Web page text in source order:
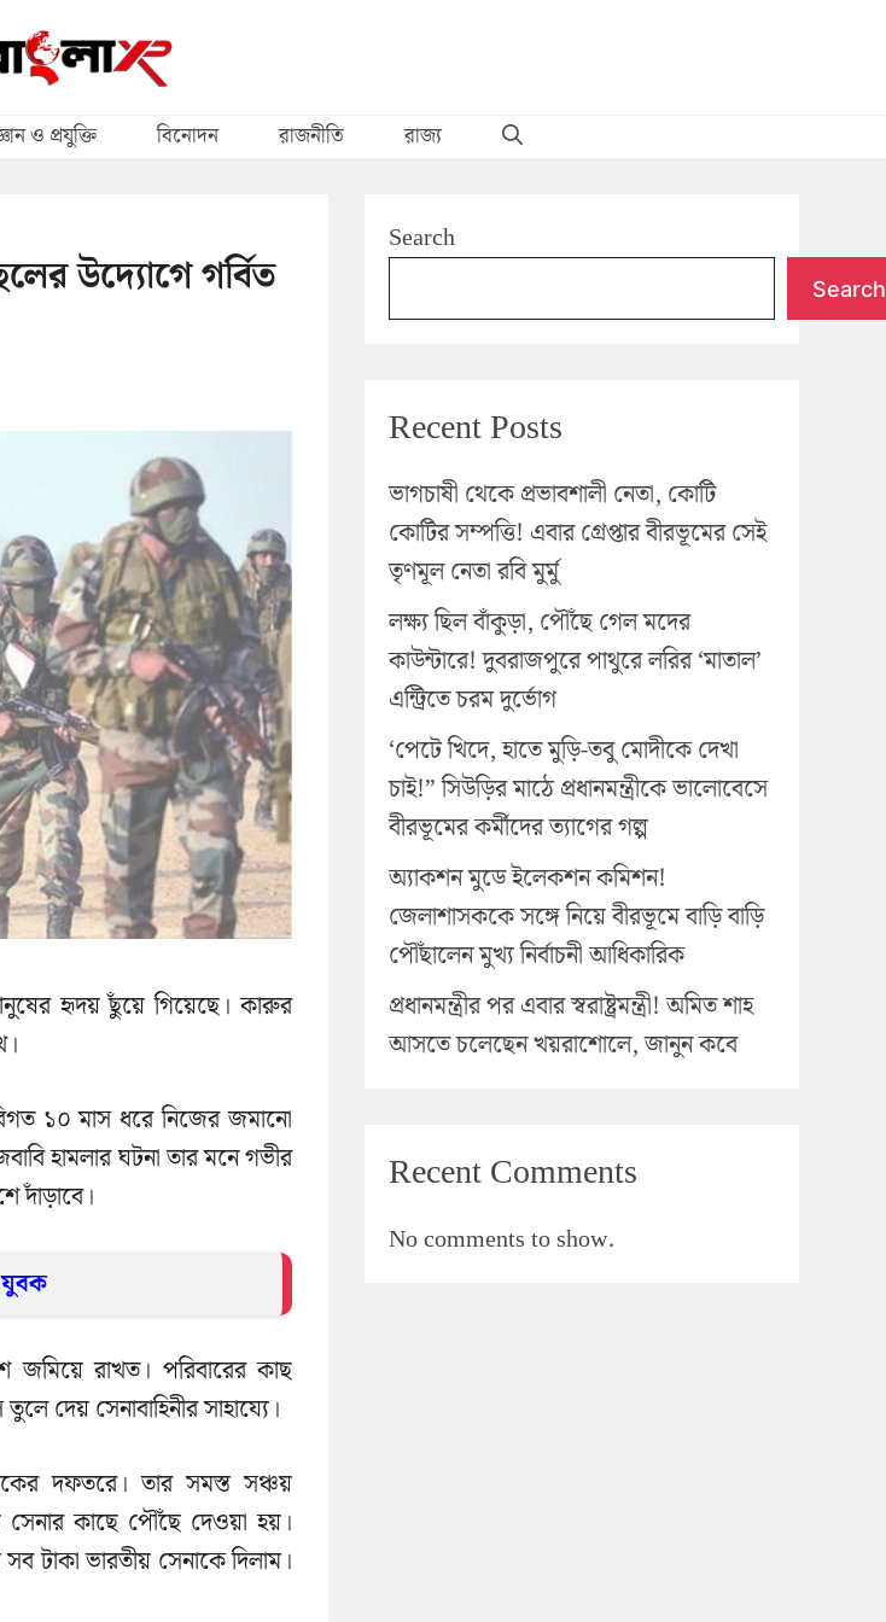
ও প্রযুক্তি বিনোদন রাজনীতি রাজ্য
উদ্যোগে গর্বিত
হৃদয় ছুঁয়ে গিয়েছে। কারুর
১০ মাস ধরে নিজের জমানো
হামলার ঘটনা তার মনে গভীর
দাঁড়াবে।
যুবক
জমিয়ে রাখত। পরিবারের কাছ
দেয় সেনাবাহিনীর সাহায্যে।
দফতরে। তার সমস্ত সঞ্চয়
কাছে পৌঁছে দেওয়া হয়।
টাকা ভারতীয় সেনাকে দিলাম।
Search
Search
Recent Posts
ভাগচাষী থেকে প্রভাবশালী নেতা, কোটি
কোটির সম্পত্তি! এবার গ্রেপ্তার বীরভূমের সেই
তৃণমূল নেতা রবি মুর্মু
লক্ষ্য ছিল বাঁকুড়া, পৌঁছে গেল মদের
কাউন্টারে! দুবরাজপুরে পাথুরে লরির ‘মাতাল’
এন্ট্রিতে চরম দুর্ভোগ
‘পেটে খিদে, হাতে মুড়ি-তবু মোদীকে দেখা
চাই!” সিউড়ির মাঠে প্রধানমন্ত্রীকে ভালোবেসে
বীরভূমের কর্মীদের ত্যাগের গল্প
অ্যাকশন মুডে ইলেকশন কমিশন!
জেলাশাসককে সঙ্গে নিয়ে বীরভূমে বাড়ি বাড়ি
পৌঁছালেন মুখ্য নির্বাচনী আধিকারিক
প্রধানমন্ত্রীর পর এবার স্বরাষ্ট্রমন্ত্রী! অমিত শাহ
আসতে চলেছেন খয়রাশোলে, জানুন কবে
Recent Comments
No comments to show.